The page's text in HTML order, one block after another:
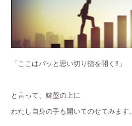
「ここはパッと思い切り指を開く‼️」
と言って、鍵盤の上に
わたし自身の手も開いてのせてみます。